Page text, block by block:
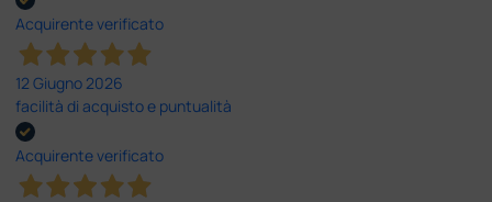
Acquirente verificato
12 Giugno 2026
facilità di acquisto e puntualità
Acquirente verificato